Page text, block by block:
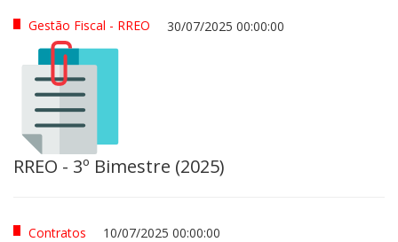
Gestão Fiscal - RREO 30/07/2025 00:00:00
RREO - 3º Bimestre (2025)
Contratos 10/07/2025 00:00:00